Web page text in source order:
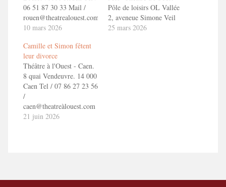
06 51 87 30 33 Mail /
rouen@theatrealouest.com
Reservation :
places/toizemoi-camille-
et-simon-fetent-leur-
divorce En savoir +
Camille et Simon fêtent
leur divorce !
10 mars 2026
Pôle de loisirs OL Vallée
2, aveneue Simone Veil
69150 Décines Charpieu
25 mars 2026
Camille et Simon fêtent
leur divorce
Théâtre à l'Ouest - Caen.
8 quai Vendeuvre. 14 000
Caen Tel / 07 86 27 23 56
/
caen@theatreàlouest.com
Reservation :
21 juin 2026